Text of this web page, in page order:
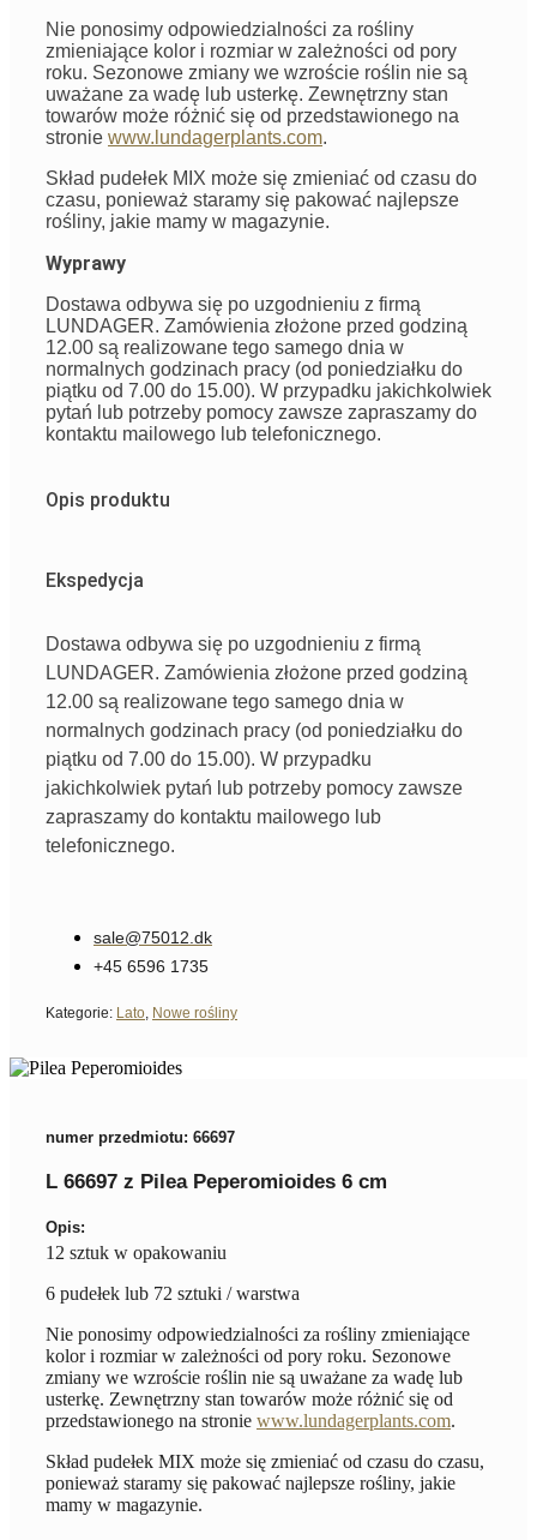
Nie ponosimy odpowiedzialności za rośliny
zmieniające kolor i rozmiar w zależności od pory
roku. Sezonowe zmiany we wzroście roślin nie są
uważane za wadę lub usterkę. Zewnętrzny stan
towarów może różnić się od przedstawionego na
stronie www.lundagerplants.com.
Skład pudełek MIX może się zmieniać od czasu do
czasu, ponieważ staramy się pakować najlepsze
rośliny, jakie mamy w magazynie.
Wyprawy
Dostawa odbywa się po uzgodnieniu z firmą
LUNDAGER. Zamówienia złożone przed godziną
12.00 są realizowane tego samego dnia w
normalnych godzinach pracy (od poniedziałku do
piątku od 7.00 do 15.00). W przypadku jakichkolwiek
pytań lub potrzeby pomocy zawsze zapraszamy do
kontaktu mailowego lub telefonicznego.
Opis produktu
Ekspedycja
Dostawa odbywa się po uzgodnieniu z firmą
LUNDAGER. Zamówienia złożone przed godziną
12.00 są realizowane tego samego dnia w
normalnych godzinach pracy (od poniedziałku do
piątku od 7.00 do 15.00). W przypadku
jakichkolwiek pytań lub potrzeby pomocy zawsze
zapraszamy do kontaktu mailowego lub
telefonicznego.
sale@75012.dk
+45 6596 1735
Kategorie: Lato Nowe rośliny
numer przedmiotu: 66697
L 66697 z Pilea Peperomioides 6 cm
Opis:
12 sztuk w opakowaniu
6 pudełek lub 72 sztuki / warstwa
Nie ponosimy odpowiedzialności za rośliny zmieniające
kolor i rozmiar w zależności od pory roku. Sezonowe
zmiany we wzroście roślin nie są uważane za wadę lub
usterkę. Zewnętrzny stan towarów może różnić się od
przedstawionego na stronie www.lundagerplants.com.
Skład pudełek MIX może się zmieniać od czasu do czasu,
ponieważ staramy się pakować najlepsze rośliny, jakie
mamy w magazynie.